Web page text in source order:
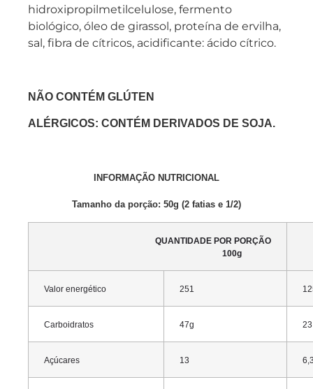
hidroxipropilmetilcelulose, fermento
biológico, óleo de girassol, proteína de ervilha,
sal, fibra de cítricos, acidificante: ácido cítrico.
NÃO CONTÉM GLÚTEN
ALÉRGICOS: CONTÉM DERIVADOS DE SOJA.
INFORMAÇÃO NUTRICIONAL
Tamanho da porção: 50g (2 fatias e 1/2)
QUANTIDADE POR PORÇÃO
100g
Valor energético 251
Carboidratos 47g 23
Açúcares 13